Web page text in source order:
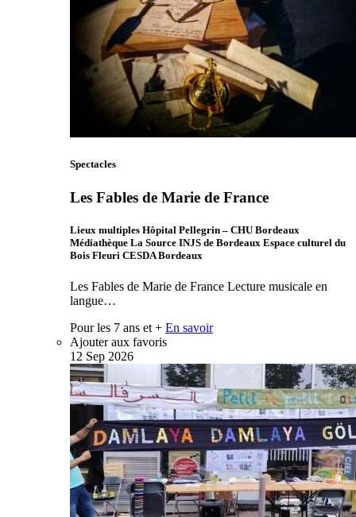
Spectacles
Les Fables de Marie de France
Lieux multiples Hôpital Pellegrin – CHU Bordeaux
Médiathèque La Source INJS de Bordeaux Espace culturel du
Bois Fleuri CESDA Bordeaux
Les Fables de Marie de France Lecture musicale en
langue…
Pour les 7 ans et + En savoir
Ajouter aux favoris
12 Sep 2026